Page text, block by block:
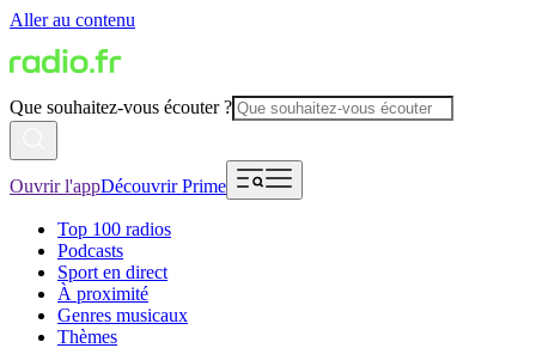
Aller au contenu
Que souhaitez-vous écouter ?
Ouvrir l'appDécouvrir Prime
Top 100 radios
Podcasts
Sport en direct
À proximité
Genres musicaux
Thèmes